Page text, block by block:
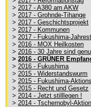
> 2017 - A380 am AKW
> 2017 - Grohnde-Tihange
> 2017 - Geschichtsprojekt
> 2017 - Kommunen
> 2017 - Fukushima-
> 2016 - MOX Heilkosten
> 2016 - 30 Jahre sind
> 2016 - GRÜNER
> 2016 - Fukushima
> 2015 - Widerstandswurm
> 2015 - Fukushima-
> 2015 - Recht und Gesetz
> 2014 - Jetzt stilllegen !
> 2014 - Tschernobyl-Aktion